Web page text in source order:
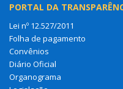
PORTAL DA
Lei nº 12.527/2011
Folha de pagamento
Convênios
Diário Oficial
Organograma